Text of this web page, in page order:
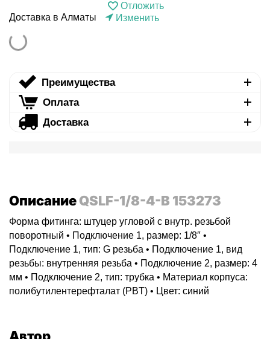
Отложить
Доставка в Алматы
Изменить
Преимущества
Оплата
Доставка
ОписаниеQSLF-1/8-4-B 153273
Форма фитинга: штуцер угловой с внутр. резьбой
поворотный • Подключение 1, размер: 1/8″ •
Подключение 1, тип: G резьба • Подключение 1, вид
резьбы: внутренняя резьба • Подключение 2, размер: 4
мм • Подключение 2, тип: трубка • Материал корпуса:
полибутилентерефталат (PBT) • Цвет: синий